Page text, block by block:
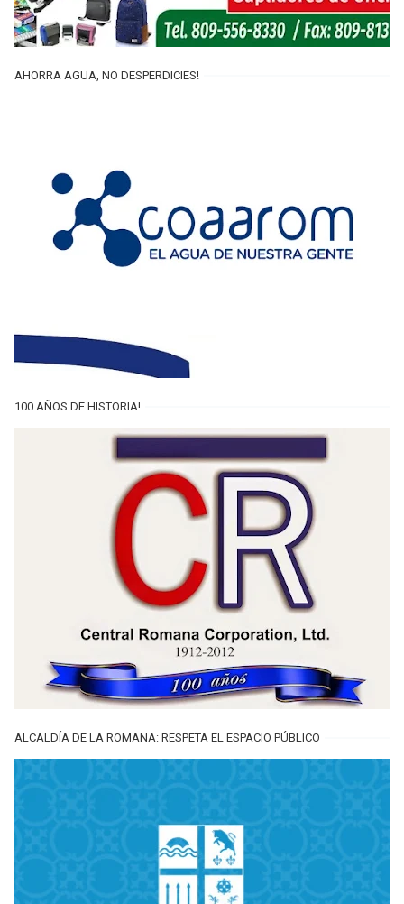
AHORRA AGUA, NO DESPERDICIES!
100 AÑOS DE HISTORIA!
ALCALDÍA DE LA ROMANA: RESPETA EL ESPACIO PÚBLICO